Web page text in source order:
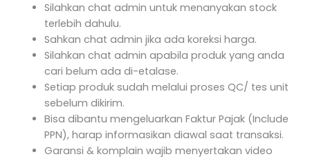
Silahkan chat admin untuk menanyakan stock
terlebih dahulu.
Sahkan chat admin jika ada koreksi harga.
Silahkan chat admin apabila produk yang anda
cari belum ada di-etalase.
Setiap produk sudah melalui proses QC/ tes unit
sebelum dikirim.
Bisa dibantu mengeluarkan Faktur Pajak (Include
PPN), harap informasikan diawal saat transaksi.
Garansi & komplain wajib menyertakan video